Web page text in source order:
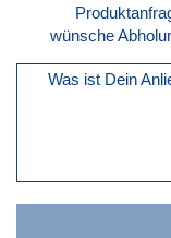
wünsche
Was ist Dein